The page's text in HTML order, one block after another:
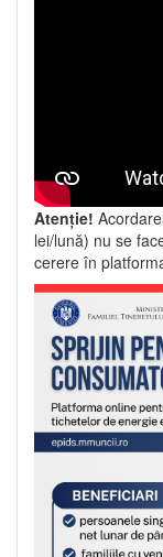
Atenție!
lei/lună) nu se
cerere în